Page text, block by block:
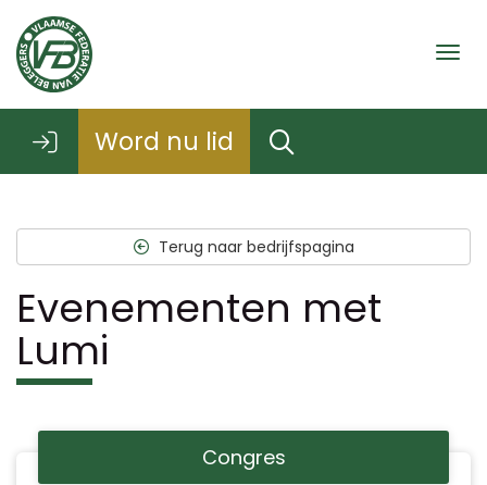
Word nu lid
Terug naar bedrijfspagina
Evenementen met
Lumi
Congres